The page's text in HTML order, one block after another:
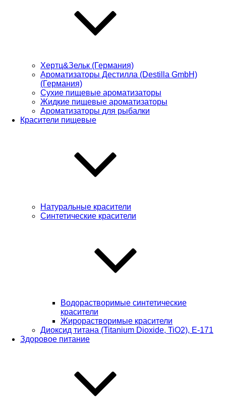
Хертц&Зельк (Германия)
Ароматизаторы Дестилла (Destilla GmbH)
(Германия)
Сухие пищевые ароматизаторы
Жидкие пищевые ароматизаторы
Ароматизаторы для рыбалки
Красители пищевые
Натуральные красители
Синтетические красители
Водорастворимые синтетические
красители
Жирорастворимые красители
Диоксид титана (Titanium Dioxide, TiO2), Е-171
Здоровое питание